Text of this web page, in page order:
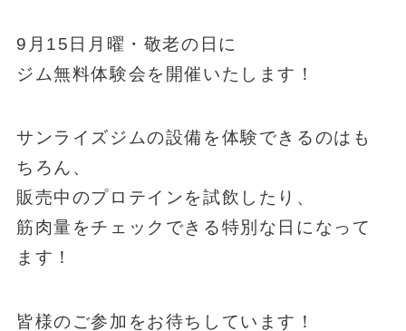
9月15日月曜・敬老の日に
ジム無料体験会を開催いたします！
サンライズジムの設備を体験できるのはも
ちろん、
販売中のプロテインを試飲したり、
筋肉量をチェックできる特別な日になって
ます！
皆様のご参加をお待ちしています！